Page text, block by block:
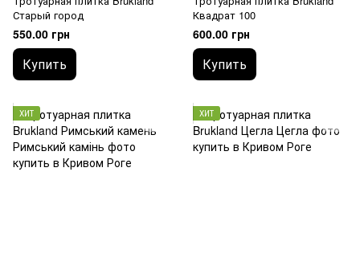
Старый город
550.00 грн
Купить
Квадрат 100
600.00 грн
Купить
ХИТ ХИТ